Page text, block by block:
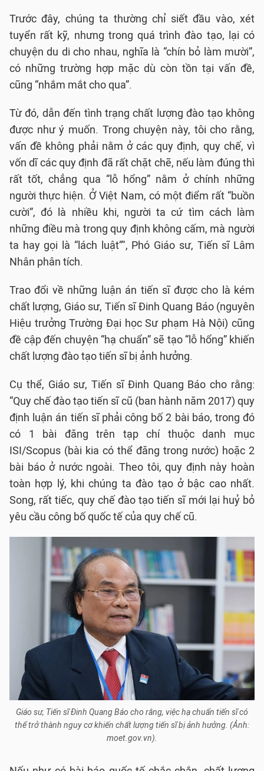
Trước đây, chúng ta thường chỉ siết đầu vào, xét
tuyển rất kỹ, nhưng trong quá trình đào tạo, lại có
chuyện du di cho nhau, nghĩa là “chín bỏ làm mười”,
có những trường hợp mặc dù còn tồn tại vấn đề,
cũng “nhắm mắt cho qua”.
Từ đó, dẫn đến tình trạng chất lượng đào tạo không
được như ý muốn. Trong chuyện này, tôi cho rằng,
vấn đề không phải nằm ở các quy định, quy chế, vì
vốn dĩ các quy định đã rất chặt chẽ, nếu làm đúng thì
rất tốt, chẳng qua “lỗ hổng” nằm ở chính những
người thực hiện. Ở Việt Nam, có một điểm rất “buồn
cười”, đó là nhiều khi, người ta cứ tìm cách làm
những điều mà trong quy định không cấm, mà người
ta hay gọi là “lách luật”", Phó Giáo sư, Tiến sĩ Lâm
Nhân phân tích.
Trao đổi về những luận án tiến sĩ được cho là kém
chất lượng, Giáo sư, Tiến sĩ Đinh Quang Báo (nguyên
Hiệu trưởng Trường Đại học Sư phạm Hà Nội) cũng
đề cập đến chuyện “hạ chuẩn” sẽ tạo “lỗ hổng” khiến
chất lượng đào tạo tiến sĩ bị ảnh hưởng.
Cụ thể, Giáo sư, Tiến sĩ Đinh Quang Báo cho rằng:
“Quy chế đào tạo tiến sĩ cũ (ban hành năm 2017) quy
định luận án tiến sĩ phải công bố 2 bài báo, trong đó
có 1 bài đăng trên tạp chí thuộc danh mục
ISI/Scopus (bài kia có thể đăng trong nước) hoặc 2
bài báo ở nước ngoài. Theo tôi, quy định này hoàn
toàn hợp lý, khi chúng ta đào tạo ở bậc cao nhất.
Song, rất tiếc, quy chế đào tạo tiến sĩ mới lại huỷ bỏ
yêu cầu công bố quốc tế của quy chế cũ.
Giáo sư, Tiến sĩ Đinh Quang Báo cho rằng, việc hạ chuẩn tiến sĩ có
thể trở thành nguy cơ khiến chất lượng tiến sĩ bị ảnh hưởng. (Ảnh:
moet.gov.vn).